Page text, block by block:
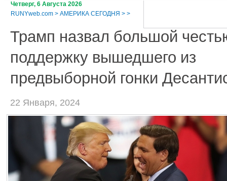
Четверг, 6 Августа 2026
RUNYweb.com > АМЕРИКА СЕГОДНЯ > >
Трамп назвал большой
поддержку вышедшего из
предвыборной гонки
22 Января, 2024